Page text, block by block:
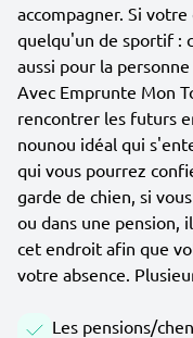
accompagner. Si
quelqu'un de sportif :
aussi pour la
Avec Emprunte Mon
rencontrer les futurs
nounou idéal qui
qui vous pourrez
garde de chien, si
ou dans une pension,
cet endroit afin que
votre absence.
Les pensions/